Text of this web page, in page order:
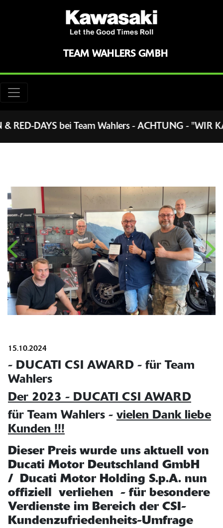
TEAM WAHLERS GMBH
bei Team Wahlers - ACHTUNG - "WIR
15.10.2024
- DUCATI CSI AWARD - für Team
Wahlers
Der 2023 - DUCATI CSI AWARD
für Team Wahlers - vielen Dank liebe
Kunden !!!
Dieser Preis wurde uns aktuell von
Ducati Motor Deutschland GmbH
/ Ducati Motor Holding S.p.A. nun
offiziell verliehen - für besondere
Verdienste im Bereich der CSI-
Kundenzufriedenheits-Umfrage